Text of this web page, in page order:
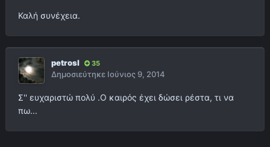
Καλή συνέχεια.
petrosl 35
Δημοσιεύτηκε Ιούνιος 9, 2014
Σ'' ευχαριστώ πολύ .Ο καιρός έχει δώσει ρέστα, τι να
πω...